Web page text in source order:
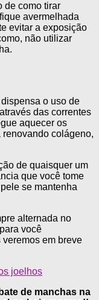
de como tirar
avermelhada
evitar a exposição
não utilizar
o uso de
das correntes
aquecer os
colágeno,
de quaisquer um
que você tome
se mantenha
alternada no
você
em breve
joelhos
de manchas na